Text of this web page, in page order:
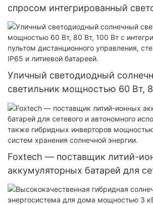
спросом интегрированный
прожектор на солнечных
дистанционным управлением от
производителя.
Уличный светодиодный
светильник мощностью 60 Вт,
интегрированным пультом
управления, степенью защиты
литиевой батареей.
Foxtech — поставщик литий-
аккумуляторных батарей для
автономного использования, а
гибридных инверторов